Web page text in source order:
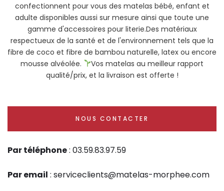
confectionnent pour vous des matelas bébé, enfant et
adulte disponibles aussi sur mesure ainsi que toute une
gamme d'accessoires pour literie.Des matériaux
respectueux de la santé et de l'environnement tels que la
fibre de coco et fibre de bambou naturelle, latex ou encore
mousse alvéolée.
Vos matelas au meilleur rapport
qualité/prix, et la livraison est offerte !
NOUS CONTACTER
Par téléphone: 03.59.83.97.59
Par email : serviceclients@matelas-morphee.com